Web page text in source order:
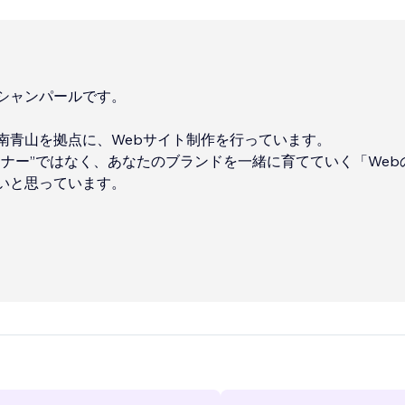
ャンパールです。
青山を拠点に、Webサイト制作を行っています。
ー”ではなく、あなたのブランドを一緒に育てていく「Web
と思っています。